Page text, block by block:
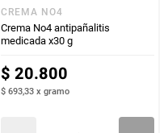
CREMA NO4
Crema No4 antipañalitis
medicada x30 g
$ 20.800
$ 693,33 x gramo